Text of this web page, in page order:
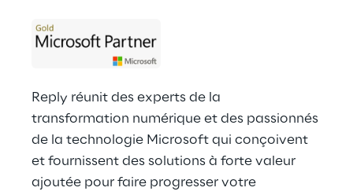
Reply réunit des experts de la
transformation numérique et des passionnés
de la technologie Microsoft qui conçoivent
et fournissent des solutions à forte valeur
ajoutée pour faire progresser votre